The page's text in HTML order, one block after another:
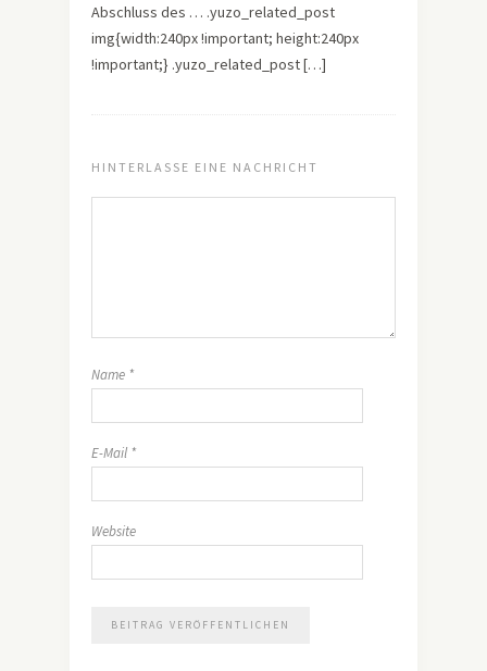
Abschluss des … .yuzo_related_post
img{width:240px !important; height:240px
!important;} .yuzo_related_post […]
HINTERLASSE EINE NACHRICHT
Name *
E-Mail *
Website